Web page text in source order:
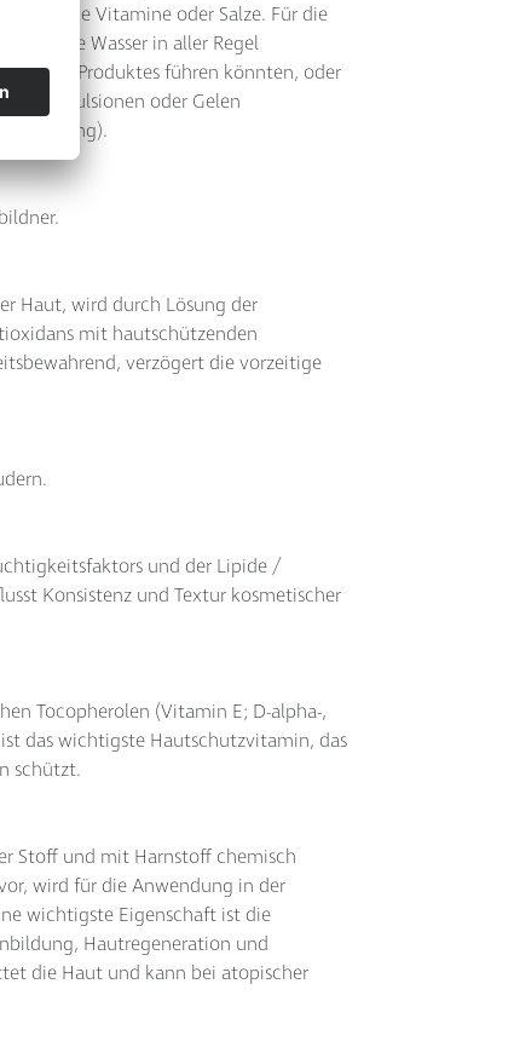
Vitamine oder Salze. Für die
Wasser in aller Regel
des Produktes führen könnten, oder
von Emulsionen oder Gelen
Haut, wird durch Lösung der
mit hautschützenden
verzögert die vorzeitige
und der Lipide /
Konsistenz und Textur kosmetischer
Tocopherolen (Vitamin E; D-alpha-,
das wichtigste Hautschutzvitamin, das
schützt.
Stoff und mit Harnstoff chemisch
wird für die Anwendung in der
wichtigste Eigenschaft ist die
Hautregeneration und
die Haut und kann bei atopischer